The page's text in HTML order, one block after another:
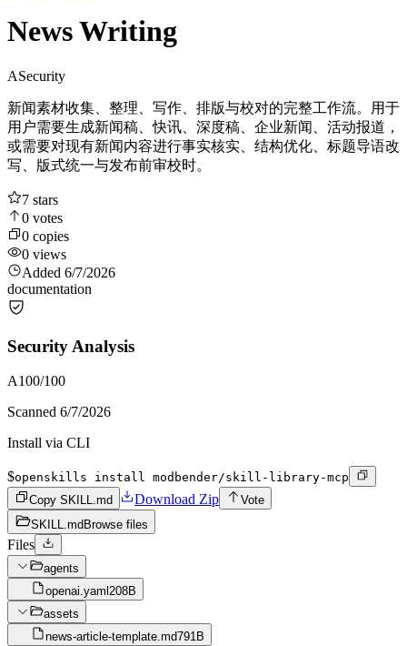
News Writing
ASecurity
新闻素材收集、整理、写作、排版与校对的完整工作流。用于
用户需要生成新闻稿、快讯、深度稿、企业新闻、活动报道，
或需要对现有新闻内容进行事实核实、结构优化、标题导语改
写、版式统一与发布前审校时。
7 stars
0 votes
0 copies
0 views
Added 6/7/2026
documentation
Security Analysis
A100/100
Scanned 6/7/2026
Install via CLI
$openskills install modbender/skill-library-mcp
Copy SKILL.md
Download Zip
Vote
SKILL.md Browse files
Files
agents
openai.yaml 208B
assets
news-article-template.md791B